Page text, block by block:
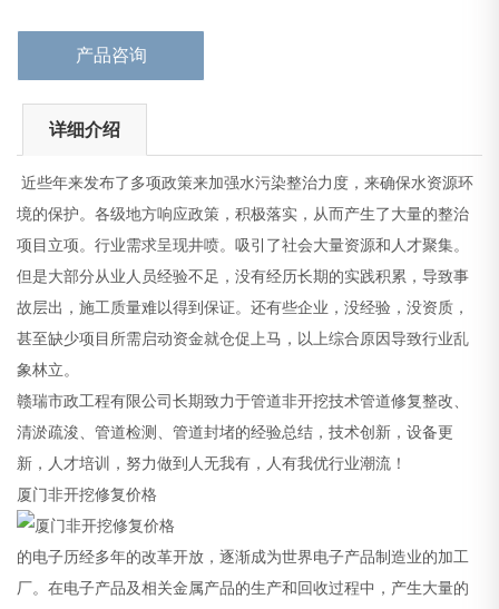
产品咨询
详细介绍
近些年来发布了多项政策来加强水污染整治力度，来确保水资源环
境的保护。各级地方响应政策，积极落实，从而产生了大量的整治
项目立项。行业需求呈现井喷。吸引了社会大量资源和人才聚集。
但是大部分从业人员经验不足，没有经历长期的实践积累，导致事
故层出，施工质量难以得到保证。还有些企业，没经验，没资质，
甚至缺少项目所需启动资金就仓促上马，以上综合原因导致行业乱
象林立。
赣瑞市政工程有限公司长期致力于管道非开挖技术管道修复整改、
清淤疏浚、管道检测、管道封堵的经验总结，技术创新，设备更
新，人才培训，努力做到人无我有，人有我优行业潮流！
厦门非开挖修复价格
的电子历经多年的改革开放，逐渐成为世界电子产品制造业的加工
厂。在电子产品及相关金属产品的生产和回收过程中，产生大量的